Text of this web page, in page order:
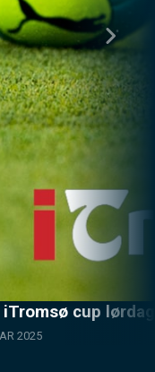
iTromsø cup lørdag
2025